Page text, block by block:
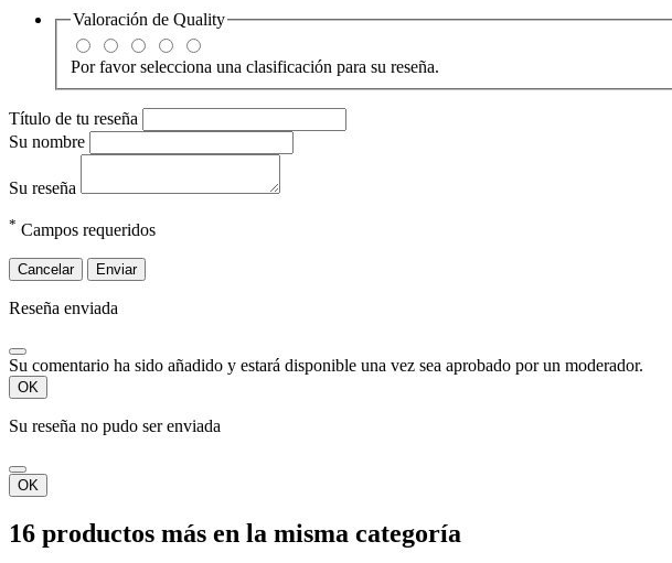
Valoración de Quality
Por favor selecciona una clasificación para su reseña.
Título de tu reseña
Su nombre
Su reseña
* Campos requeridos
Cancelar Enviar
Reseña enviada
Su comentario ha sido añadido y estará disponible una vez sea aprobado por un moderador.
OK
Su reseña no pudo ser enviada
OK
16 productos más en la misma categoría